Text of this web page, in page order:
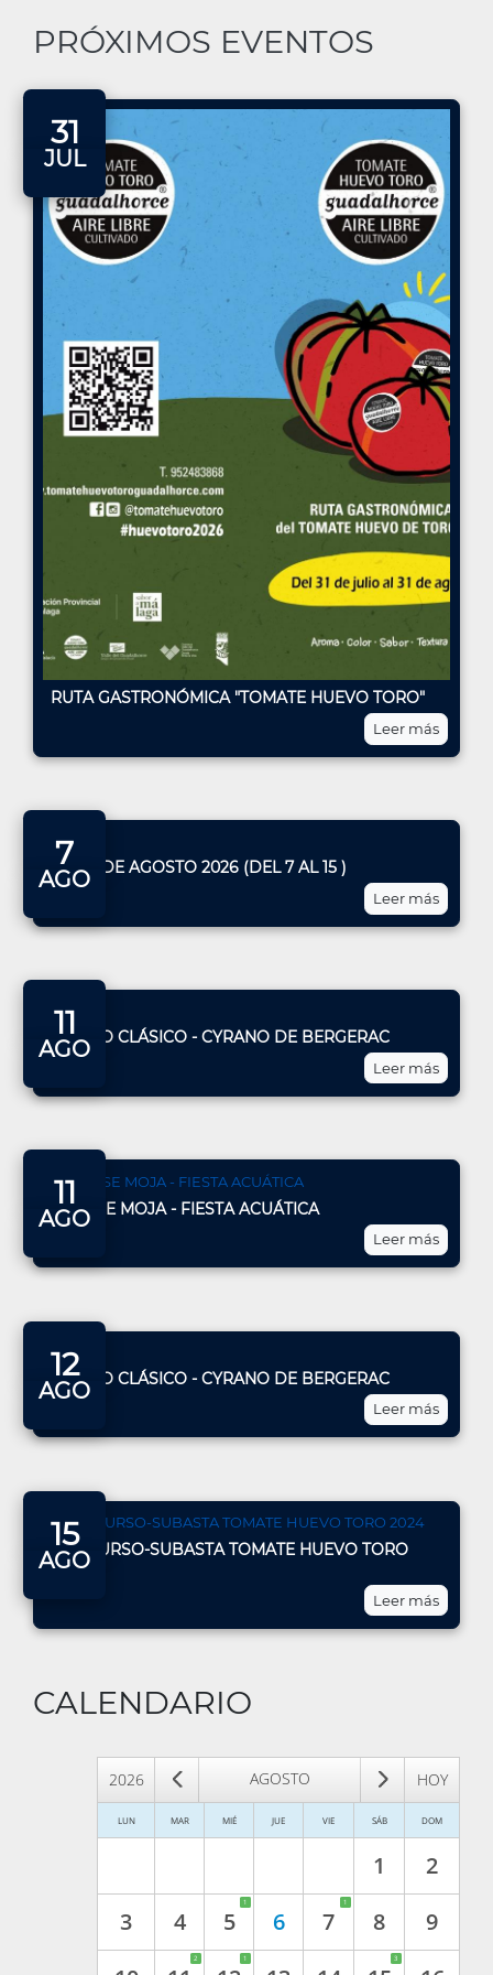
PRÓXIMOS EVENTOS
31
JUL
RUTA GASTRONÓMICA "TOMATE HUEVO TORO"
Leer más
7
AGO
FERIA DE AGOSTO 2026 (DEL 7 AL 15 )
Leer más
11
AGO
TEATRO CLÁSICO - CYRANO DE BERGERAC
Leer más
11
AGO
COÍN SE MOJA - FIESTA ACUÁTICA
Leer más
12
AGO
TEATRO CLÁSICO - CYRANO DE BERGERAC
Leer más
15
AGO
CONCURSO-SUBASTA TOMATE HUEVO TORO
2026
Leer más
CALENDARIO